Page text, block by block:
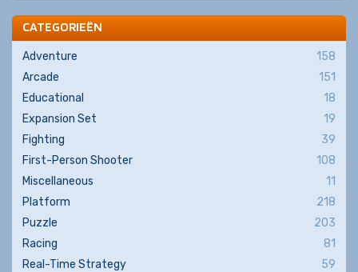
CATEGORIEËN
Adventure
158
Arcade
151
Educational
18
Expansion Set
19
Fighting
39
First-Person Shooter
108
Miscellaneous
11
Platform
218
Puzzle
203
Racing
81
Real-Time Strategy
59